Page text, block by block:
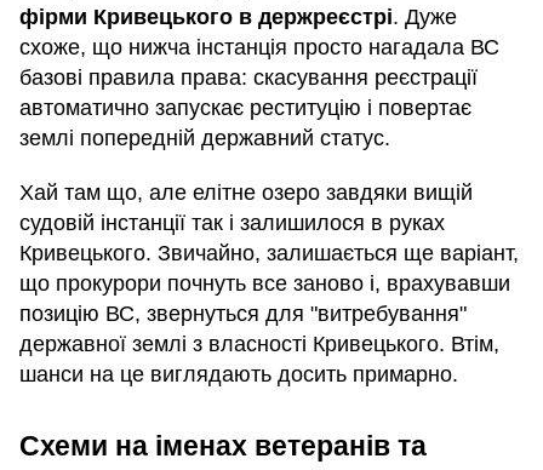
фірми Кривецького в держреєстрі. Дуже
схоже, що нижча інстанція просто нагадала ВС
базові правила права: скасування реєстрації
автоматично запускає реституцію і повертає
землі попередній державний статус.
Хай там що, але елітне озеро завдяки вищій
судовій інстанції так і залишилося в руках
Кривецького. Звичайно, залишається ще варіант,
що прокурори почнуть все заново і, врахувавши
позицію ВС, звернуться для "витребування"
державної землі з власності Кривецького. Втім,
шанси на це виглядають досить примарно.
Схеми на іменах ветеранів та